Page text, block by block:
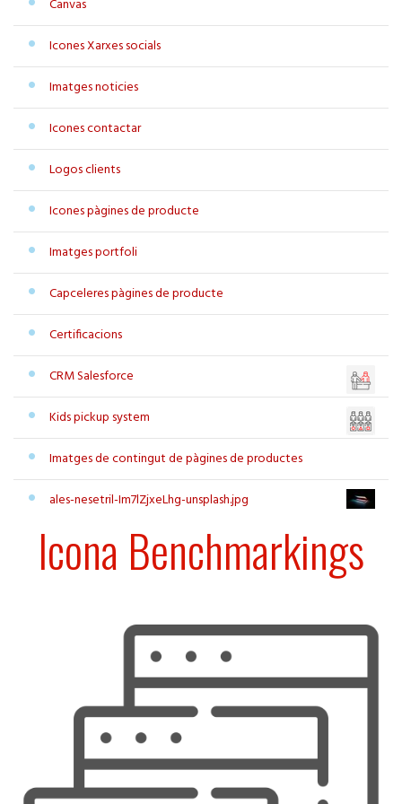
Canvas
Icones Xarxes socials
Imatges noticies
Icones contactar
Logos clients
Icones pàgines de producte
Imatges portfoli
Capceleres pàgines de producte
Certificacions
CRM Salesforce
Kids pickup system
Imatges de contingut de pàgines de productes
ales-nesetril-Im7lZjxeLhg-unsplash.jpg
Icona Benchmarkings